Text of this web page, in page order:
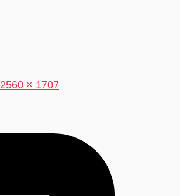
2560 × 1707